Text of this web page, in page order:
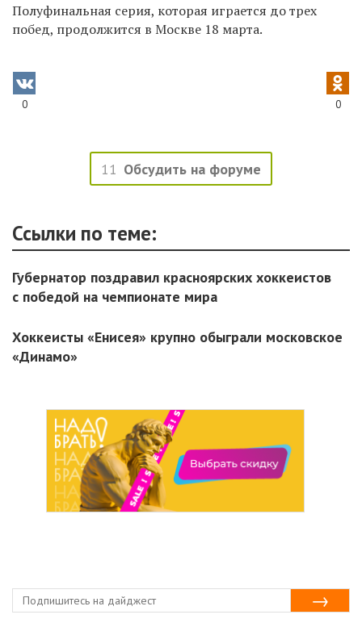
Полуфинальная серия, которая играется до трех
побед, продолжится в Москве 18 марта.
0 0
11 Обсудить на форуме
Ссылки по теме:
Губернатор поздравил красноярских хоккеистов
с победой на чемпионате мира
Хоккеисты «Енисея» крупно обыграли московское
«Динамо»